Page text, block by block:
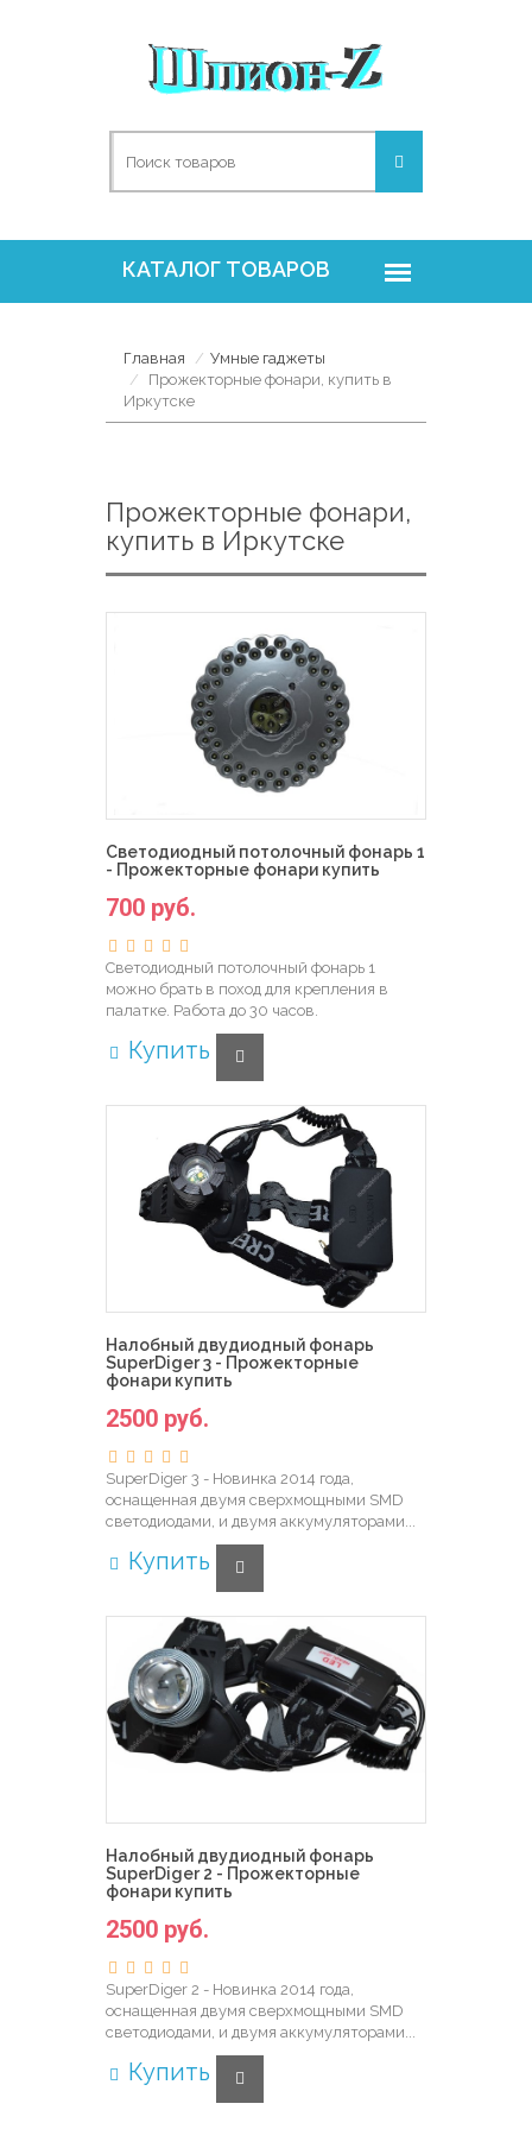
Главная
Умные гаджеты
Прожекторные фонари, купить в
Иркутске
Прожекторные фонари,
купить в Иркутске
Светодиодный потолочный фонарь 1
- Прожекторные фонари купить
700 руб.
Светодиодный потолочный фонарь 1
можно брать в поход для крепления в
палатке. Работа до 30 часов.
Купить
Налобный двудиодный фонарь
SuperDiger 3 - Прожекторные
фонари купить
2500 руб.
SuperDiger 3 - Новинка 2014 года,
оснащенная двумя сверхмощными SMD
светодиодами, и двумя аккумуляторами...
Купить
Налобный двудиодный фонарь
SuperDiger 2 - Прожекторные
фонари купить
2500 руб.
SuperDiger 2 - Новинка 2014 года,
оснащенная двумя сверхмощными SMD
светодиодами, и двумя аккумуляторами...
Купить